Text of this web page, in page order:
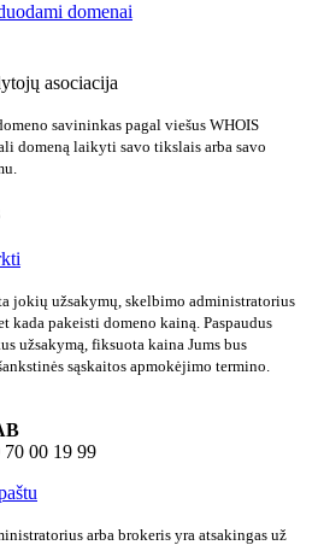
domenai
asociacija
savininkas pagal viešus WHOIS
domeną laikyti savo tikslais arba savo
jokių užsakymų, skelbimo administratorius
kada pakeisti domeno kainą. Paspaudus
užsakymą, fiksuota kaina Jums bus
sąskaitos apmokėjimo termino.
00 19 99
arba brokeris yra atsakingas už